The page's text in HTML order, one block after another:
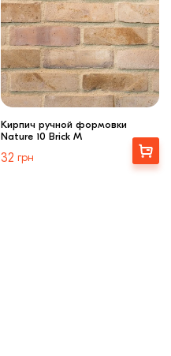
Кирпич ручной формовки
Nature 10 Brick M
32 грн
Выбрать